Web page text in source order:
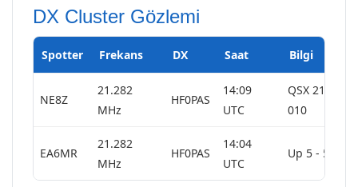
DX Cluster Gözlemi
Spotter Frekans DX Saat Bilgi
NE8Z
21.282
MHz
HF0PAS
14:09
UTC
QSX 21287
010
EA6MR
21.282
MHz
HF0PAS
14:04
UTC
Up 5 - 57